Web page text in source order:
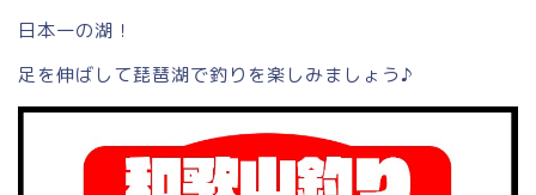
日本一の湖！
足を伸ばして琵琶湖で釣りを楽しみましょう♪